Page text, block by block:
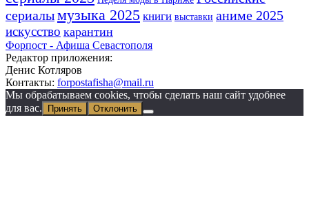
сериалымузыка 2025 книги выставки аниме 2025
искусство карантин
Форпост - Афиша Севастополя
Редактор приложения:
Денис Котляров
Контакты: forpostafisha@mail.ru
Мы обрабатываем cookies, чтобы сделать наш сайт удобнее
для вас.
Принять Отклонить